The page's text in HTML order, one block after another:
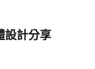
設計分享